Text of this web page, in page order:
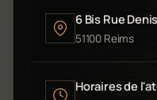
6 Bis Rue
51100 Reims
Horaires de